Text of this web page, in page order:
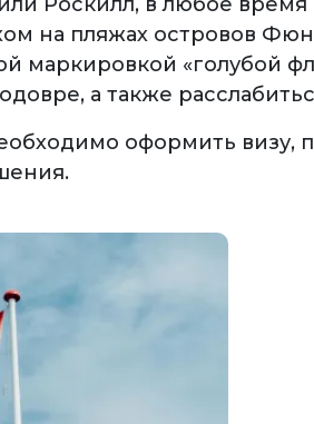
на пляжах островов
маркировкой «голубой
а также
оформить визу,